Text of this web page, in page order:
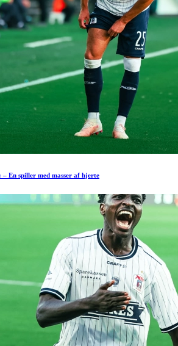
En spiller med masser af hjerte